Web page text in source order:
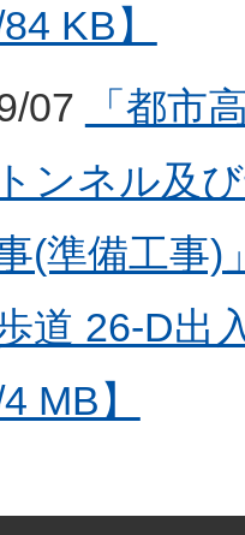
KB】
07
「都市
ンネル及
(準備工事)
道 26-D出
MB】